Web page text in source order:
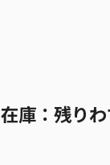
在庫：残り